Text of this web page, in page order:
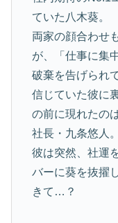
ていた八木葵。
両家の顔合わせ
が、「仕事に集
破棄を告げられ
信じていた彼に
の前に現れたの
社長・九条悠人。
彼は突然、社運
バーに葵を抜擢
きて…？